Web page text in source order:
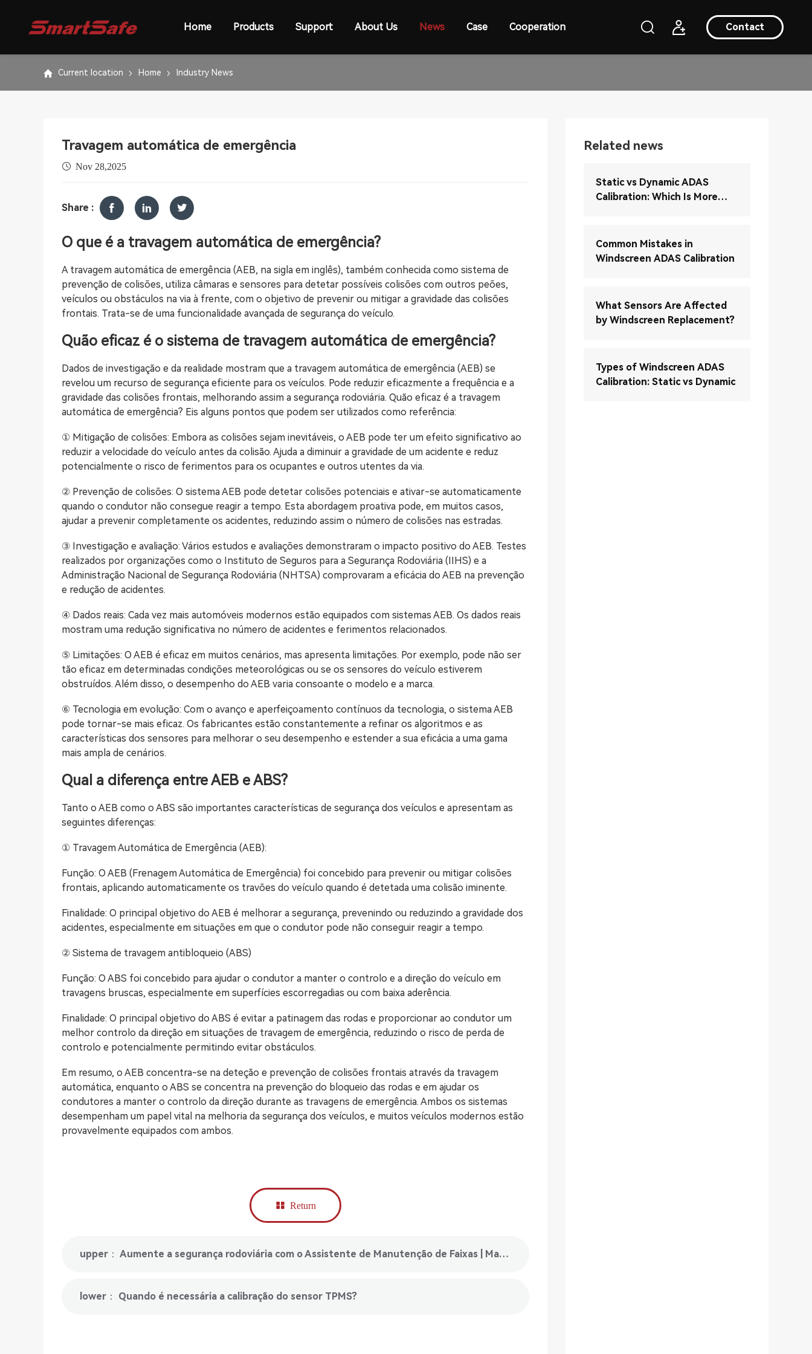
Contact
Home Products Support About Us News Case Cooperation
Current location Home Industry News
Travagem automática de emergência
Nov 28,2025
Share :
O que é a travagem automática de emergência?
A travagem automática de emergência (AEB, na sigla em inglês), também conhecida como sistema de
prevenção de colisões, utiliza câmaras e sensores para detetar possíveis colisões com outros peões,
veículos ou obstáculos na via à frente, com o objetivo de prevenir ou mitigar a gravidade das colisões
frontais. Trata-se de uma funcionalidade avançada de segurança do veículo.
Quão eficaz é o sistema de travagem automática de emergência?
Dados de investigação e da realidade mostram que a travagem automática de emergência (AEB) se
revelou um recurso de segurança eficiente para os veículos. Pode reduzir eficazmente a frequência e a
gravidade das colisões frontais, melhorando assim a segurança rodoviária. Quão eficaz é a travagem
automática de emergência? Eis alguns pontos que podem ser utilizados como referência:
① Mitigação de colisões: Embora as colisões sejam inevitáveis, o AEB pode ter um efeito significativo ao
reduzir a velocidade do veículo antes da colisão. Ajuda a diminuir a gravidade de um acidente e reduz
potencialmente o risco de ferimentos para os ocupantes e outros utentes da via.
② Prevenção de colisões: O sistema AEB pode detetar colisões potenciais e ativar-se automaticamente
quando o condutor não consegue reagir a tempo. Esta abordagem proativa pode, em muitos casos,
ajudar a prevenir completamente os acidentes, reduzindo assim o número de colisões nas estradas.
③ Investigação e avaliação: Vários estudos e avaliações demonstraram o impacto positivo do AEB. Testes
realizados por organizações como o Instituto de Seguros para a Segurança Rodoviária (IIHS) e a
Administração Nacional de Segurança Rodoviária (NHTSA) comprovaram a eficácia do AEB na prevenção
e redução de acidentes.
④ Dados reais: Cada vez mais automóveis modernos estão equipados com sistemas AEB. Os dados reais
mostram uma redução significativa no número de acidentes e ferimentos relacionados.
⑤ Limitações: O AEB é eficaz em muitos cenários, mas apresenta limitações. Por exemplo, pode não ser
tão eficaz em determinadas condições meteorológicas ou se os sensores do veículo estiverem
obstruídos. Além disso, o desempenho do AEB varia consoante o modelo e a marca.
⑥ Tecnologia em evolução: Com o avanço e aperfeiçoamento contínuos da tecnologia, o sistema AEB
pode tornar-se mais eficaz. Os fabricantes estão constantemente a refinar os algoritmos e as
características dos sensores para melhorar o seu desempenho e estender a sua eficácia a uma gama
mais ampla de cenários.
Qual a diferença entre AEB e ABS?
Tanto o AEB como o ABS são importantes características de segurança dos veículos e apresentam as
seguintes diferenças:
① Travagem Automática de Emergência (AEB):
Função: O AEB (Frenagem Automática de Emergência) foi concebido para prevenir ou mitigar colisões
frontais, aplicando automaticamente os travões do veículo quando é detetada uma colisão iminente.
Finalidade: O principal objetivo do AEB é melhorar a segurança, prevenindo ou reduzindo a gravidade dos
acidentes, especialmente em situações em que o condutor pode não conseguir reagir a tempo.
② Sistema de travagem antibloqueio (ABS)
Função: O ABS foi concebido para ajudar o condutor a manter o controlo e a direção do veículo em
travagens bruscas, especialmente em superfícies escorregadias ou com baixa aderência.
Finalidade: O principal objetivo do ABS é evitar a patinagem das rodas e proporcionar ao condutor um
melhor controlo da direção em situações de travagem de emergência, reduzindo o risco de perda de
controlo e potencialmente permitindo evitar obstáculos.
Em resumo, o AEB concentra-se na deteção e prevenção de colisões frontais através da travagem
automática, enquanto o ABS se concentra na prevenção do bloqueio das rodas e em ajudar os
condutores a manter o controlo da direção durante as travagens de emergência. Ambos os sistemas
desempenham um papel vital na melhoria da segurança dos veículos, e muitos veículos modernos estão
provavelmente equipados com ambos.
Return
upper： Aumente a segurança rodoviária com o Assistente de Manutenção de Faixas | Mantenha-se na faixa de rodagem com facilidade
lower： Quando é necessária a calibração do sensor TPMS?
Related news
Static vs Dynamic ADAS
Calibration: Which Is More
Common Mistakes in
Windscreen ADAS Calibration
What Sensors Are Affected
by Windscreen Replacement?
Types of Windscreen ADAS
Calibration: Static vs Dynamic